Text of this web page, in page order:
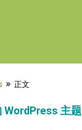
正文
WordPress 主题